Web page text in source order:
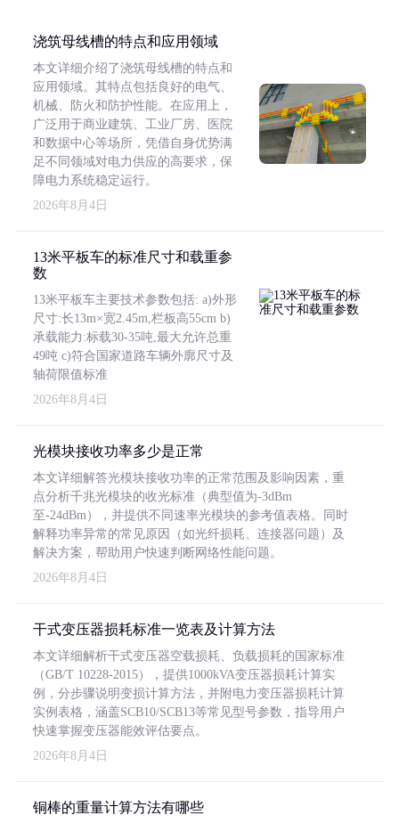
浇筑母线槽的特点和应用领域
本文详细介绍了浇筑母线槽的特点和
应用领域。其特点包括良好的电气、
机械、防火和防护性能。在应用上，
广泛用于商业建筑、工业厂房、医院
和数据中心等场所，凭借自身优势满
足不同领域对电力供应的高要求，保
障电力系统稳定运行。
2026年8月4日
13米平板车的标准尺寸和载重参
数
13米平板车主要技术参数包括: a)外形
尺寸:长13m×宽2.45m,栏板高55cm b)
承载能力:标载30-35吨,最大允许总重
49吨 c)符合国家道路车辆外廓尺寸及
轴荷限值标准
2026年8月4日
光模块接收功率多少是正常
本文详细解答光模块接收功率的正常范围及影响因素，重
点分析千兆光模块的收光标准（典型值为-3dBm
至-24dBm），并提供不同速率光模块的参考值表格。同时
解释功率异常的常见原因（如光纤损耗、连接器问题）及
解决方案，帮助用户快速判断网络性能问题。
2026年8月4日
干式变压器损耗标准一览表及计算方法
本文详细解析干式变压器空载损耗、负载损耗的国家标准
（GB/T 10228-2015），提供1000kVA变压器损耗计算实
例，分步骤说明变损计算方法，并附电力变压器损耗计算
实例表格，涵盖SCB10/SCB13等常见型号参数，指导用户
快速掌握变压器能效评估要点。
2026年8月4日
铜棒的重量计算方法有哪些